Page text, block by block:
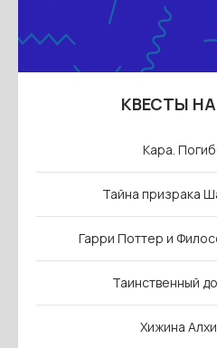
КВЕСТЫ
Кара.
Тайна призрака
Гарри Поттер и
Таинственный
Хижина